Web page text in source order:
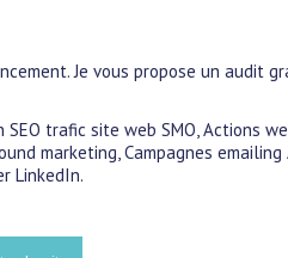
Je vous propose un audit
trafic site web SMO, Actions
marketing, Campagnes emailing
LinkedIn.